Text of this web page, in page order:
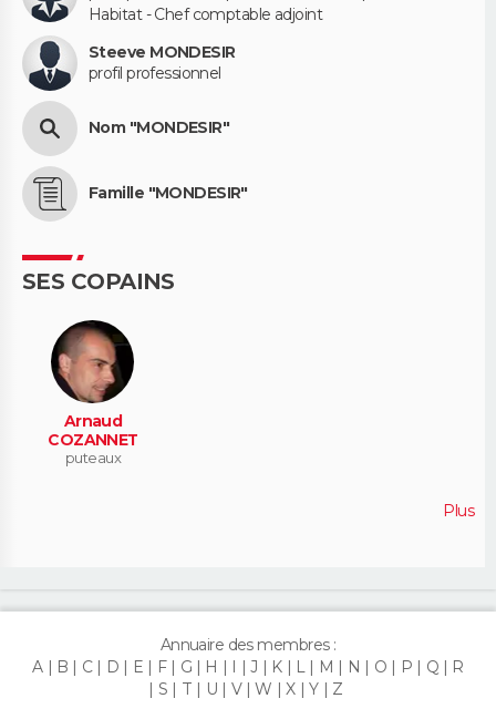
Habitat - Chef comptable adjoint
Steeve MONDESIR
profil professionnel
Nom "MONDESIR"
Famille "MONDESIR"
SES COPAINS
Arnaud
COZANNET
puteaux
Plus
Annuaire des membres :
A
B C D E F G H J K L M N O P Q
R
S
T U V W X Y Z